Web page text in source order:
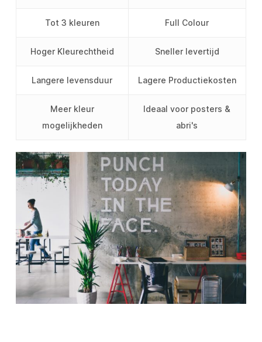
Tot 3 kleuren Full Colour
Hoger Kleurechtheid Sneller levertijd
Langere levensduur Lagere Productiekosten
Meer kleur
mogelijkheden
Ideaal voor posters &
abri's